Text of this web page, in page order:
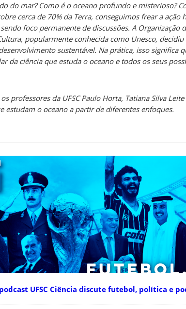
do mar? Como é o oceano profundo e misterioso?
cerca de 70% da Terra, conseguimos frear a ação
foco permanente de discussões. A Organização
popularmente conhecida como Unesco,
sustentável. Na prática, isso significa
da ciência que estuda o oceano e todos os seus
professores da UFSC Paulo Horta, Tatiana Silva
estudam o oceano a partir de diferentes enfoques.
UFSC Ciência discute futebol, política e